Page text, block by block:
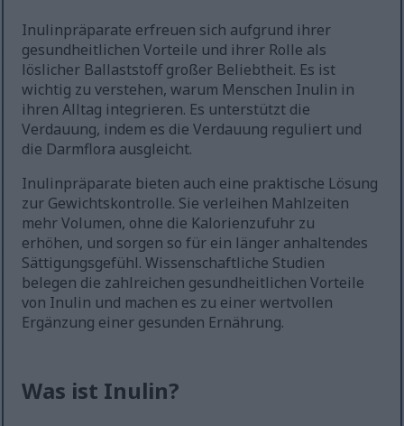
Inulinpräparate erfreuen sich aufgrund ihrer
gesundheitlichen Vorteile und ihrer Rolle als
löslicher Ballaststoff großer Beliebtheit. Es ist
wichtig zu verstehen, warum Menschen Inulin in
ihren Alltag integrieren. Es unterstützt die
Verdauung, indem es die Verdauung reguliert und
die Darmflora ausgleicht.
Inulinpräparate bieten auch eine praktische Lösung
zur Gewichtskontrolle. Sie verleihen Mahlzeiten
mehr Volumen, ohne die Kalorienzufuhr zu
erhöhen, und sorgen so für ein länger anhaltendes
Sättigungsgefühl. Wissenschaftliche Studien
belegen die zahlreichen gesundheitlichen Vorteile
von Inulin und machen es zu einer wertvollen
Ergänzung einer gesunden Ernährung.
Was ist Inulin?